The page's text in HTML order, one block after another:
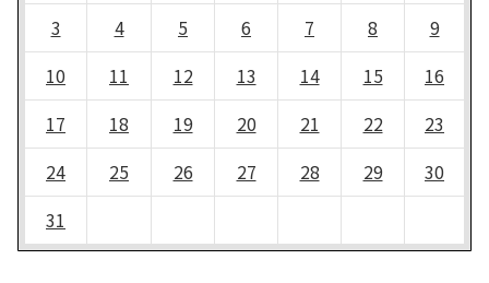
3
4 5 6 7 8
9
10
11 12 13 14 15
16
17
18 19 20 21 22
23
24
25 26 27 28 29
30
31